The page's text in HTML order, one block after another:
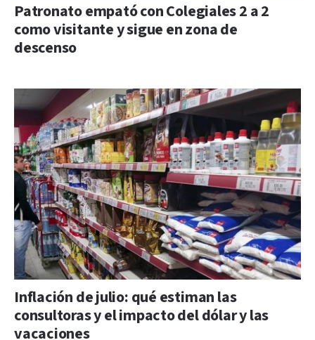
Patronato empató con Colegiales 2 a 2
como visitante y sigue en zona de
descenso
Inflación de julio: qué estiman las
consultoras y el impacto del dólar y las
vacaciones